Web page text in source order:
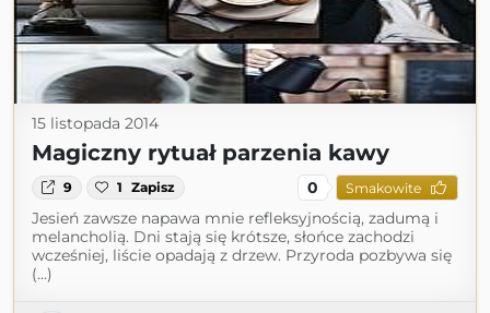
15 listopada 2014
Magiczny rytuał parzenia kawy
9 1 Zapisz 0 Smakowite
Jesień zawsze napawa mnie refleksyjnością, zadumą i
melancholią. Dni stają się krótsze, słońce zachodzi
wcześniej, liście opadają z drzew. Przyroda pozbywa się
(...)